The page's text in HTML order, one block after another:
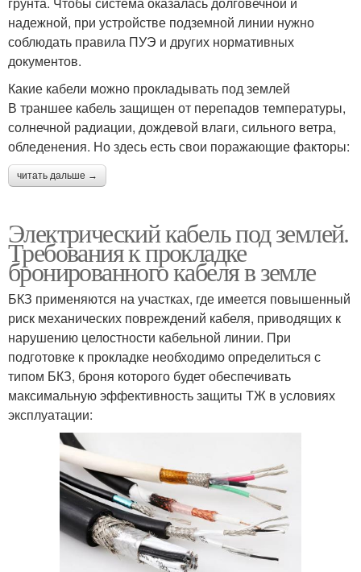
надежной, при устройстве подземной линии нужно
соблюдать правила ПУЭ и других нормативных
документов.
Какие кабели можно прокладывать под землей
В траншее кабель защищен от перепадов температуры,
солнечной радиации, дождевой влаги, сильного ветра,
обледенения. Но здесь есть свои поражающие факторы:
читать дальше →
Электрический кабель под землей.
Требования к прокладке
бронированного кабеля в земле
БКЗ применяются на участках, где имеется повышенный
риск механических повреждений кабеля, приводящих к
нарушению целостности кабельной линии. При
подготовке к прокладке необходимо определиться с
типом БКЗ, броня которого будет обеспечивать
максимальную эффективность защиты ТЖ в условиях
эксплуатации: